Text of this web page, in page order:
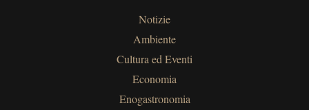
Notizie
Ambiente
Cultura ed Eventi
Economia
Enogastronomia